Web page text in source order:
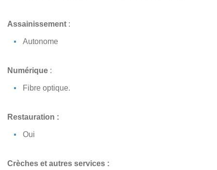
Assainissement :
Autonome
Numérique :
Fibre optique.
Restauration :
Oui
Crèches et autres services :